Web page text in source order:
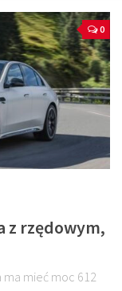
0
z rzędowym,
ma mieć moc 612